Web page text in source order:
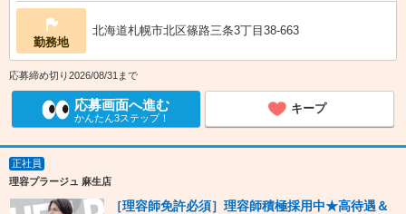
勤務地
北海道札幌市北区篠路三条3丁目38-663
応募締め切り2026/08/31まで
応募画面へ進む
かんたん3ステップ！
キープ
正社員
理容プラージュ 麻生店
［理容師免許必須］理容師積極採用中★高待遇＆